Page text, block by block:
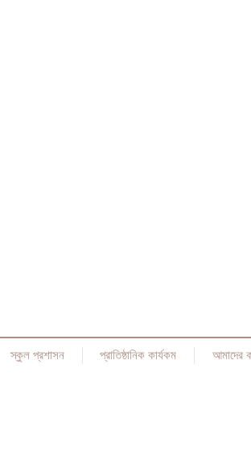
স্কুল প্রশাসন প্রাতিষ্ঠানিক কার্যকম আমাদের